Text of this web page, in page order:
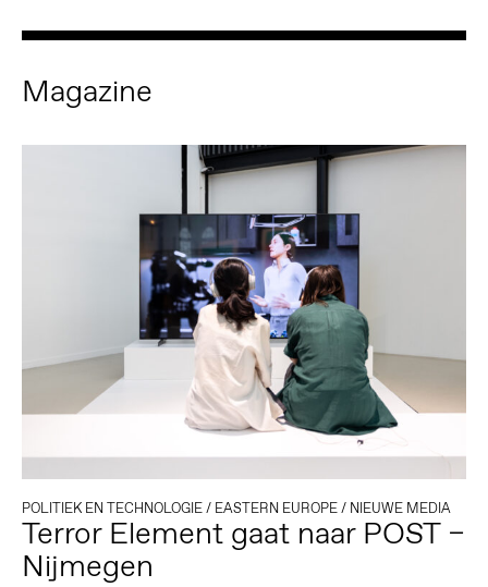
Magazine
POLITIEK EN TECHNOLOGIE/ EASTERN EUROPE/ NIEUWE MEDIA
Terror Element gaat naar POST –
Nijmegen